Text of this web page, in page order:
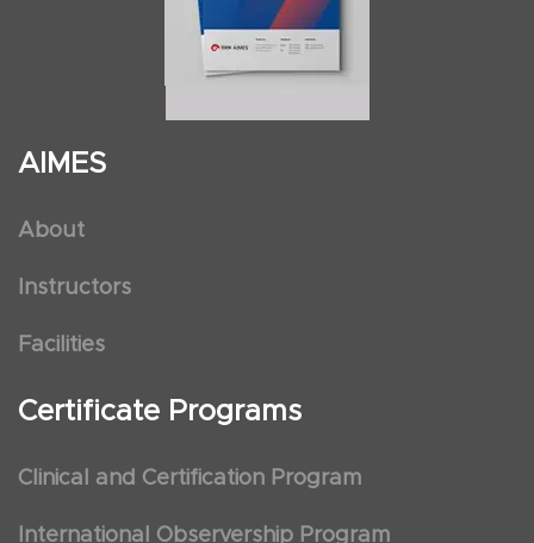
AIMES
About
Instructors
Facilities
Certificate Programs
Clinical and Certification Program
International Observership Program